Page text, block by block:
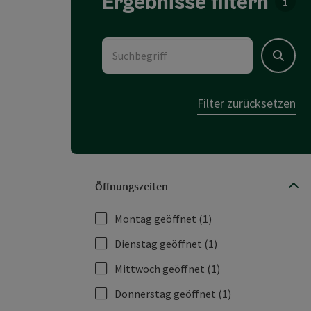
Suchbegriff
Suchen
Filter zurücksetzen
Öffnungszeiten
Montag geöffnet (1)
Dienstag geöffnet (1)
Mittwoch geöffnet (1)
Donnerstag geöffnet (1)